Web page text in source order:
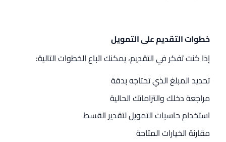
خطوات التقديم على التمويل
إذا كنت تفكر في التقديم، يمكنك اتباع الخطوات التالية:
تحديد المبلغ الذي تحتاجه بدقة
مراجعة دخلك والتزاماتك الحالية
استخدام حاسبات التمويل لتقدير القسط
مقارنة الخيارات المتاحة